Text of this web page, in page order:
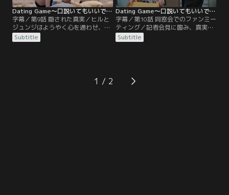
Dating Game～口説いてもいいですか、ボス！？～ ＜タイ放送版＞ 第09話／字幕
字幕／第9話 隠された真実／ヒルと
ジュンジはようやく心を通わせ、ス
タッフ達と別れ2人で過ごすためチ
ャンタブリーに残ることに。しか
しバンコクに戻ると社をゆるがすよ
うな大事件が勃発、その件に関する
Subtitle
Dating Game～口説いてもいいですか、ボス！？～ ＜タイ放送版＞ 第10話／字幕
字幕／第10話 同窓会でのファンミー
ティング／記者会見に臨み、真実を
語ったジュンジ。 SNS上では非難や
憶測が渦巻いていたが、記者会見後
急ピッチで準備に取りかかることに
なった。一方、パットは母親の秘密
Subtitle
1